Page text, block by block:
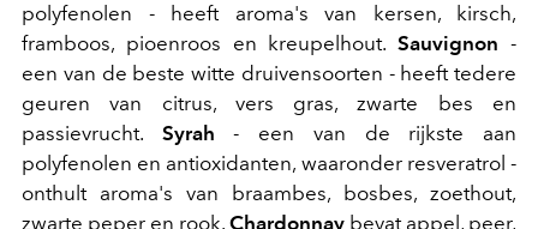
polyfenolen - heeft aroma's van kersen, kirsch,
framboos, pioenroos en kreupelhout.Sauvignon -
een van de beste witte druivensoorten - heeft tedere
geuren van citrus, vers gras, zwarte bes en
passievrucht. Syrah - een van de rijkste aan
polyfenolen en antioxidanten, waaronder resveratrol -
onthult aroma's van braambes, bosbes, zoethout,
zwarte peper en rook. Chardonnay bevat appel, peer,